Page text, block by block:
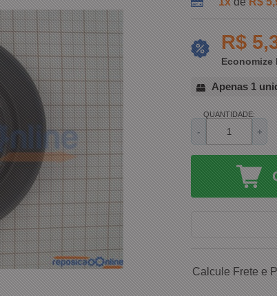
R$
Economize
Apenas 1
QUANTIDADE:
- +
Calcule Frete e